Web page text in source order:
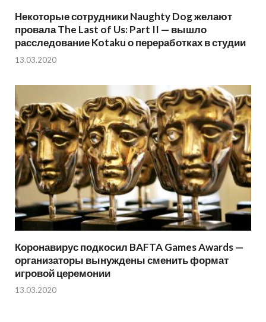
Некоторые сотрудники Naughty Dog желают
провала The Last of Us: Part II — вышло
расследование Kotaku о переработках в студии
13.03.2020
Коронавирус подкосил BAFTA Games Awards —
организаторы вынуждены сменить формат
игровой церемонии
13.03.2020